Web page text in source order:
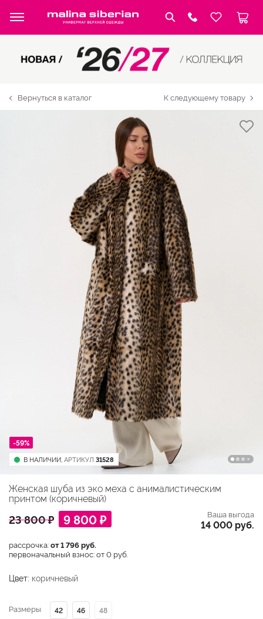
Вернуться в каталог К следующему товару
-59%
В НАЛИЧИИ, АРТИКУЛ 31528
Женская шуба из эко меха с анималистическим
принтом (коричневый)
23 800 ₽ 9 800 ₽ Ваша выгода
14 000 руб.
рассрочка:от 1 796 руб.
первоначальный взнос: от 0 руб.
Цвет: коричневый
Размеры 42 46 48